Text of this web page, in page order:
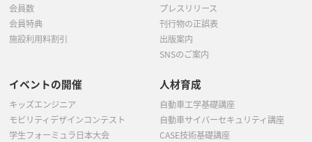
会員数
会員特典
施設利用料割引
プレスリリース
刊行物の正誤表
出版案内
SNSのご案内
イベントの開催
キッズエンジニア
モビリティデザインコンテスト
学生フォーミュラ日本大会
人材育成
自動車工学基礎講座
自動車サイバーセキュリティ講座
CASE技術基礎講座